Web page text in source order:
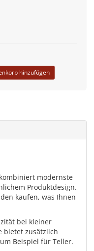
hinzufügen
kombiniert modernste
Produktdesign.
kaufen, was Ihnen
bei kleiner
bietet zusätzlich
Beispiel für Teller.